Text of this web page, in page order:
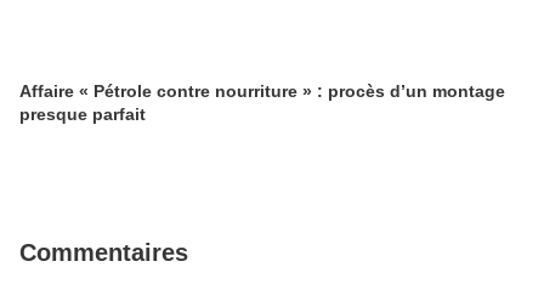
Affaire « Pétrole contre nourriture » : procès d’un montage
presque parfait
Commentaires